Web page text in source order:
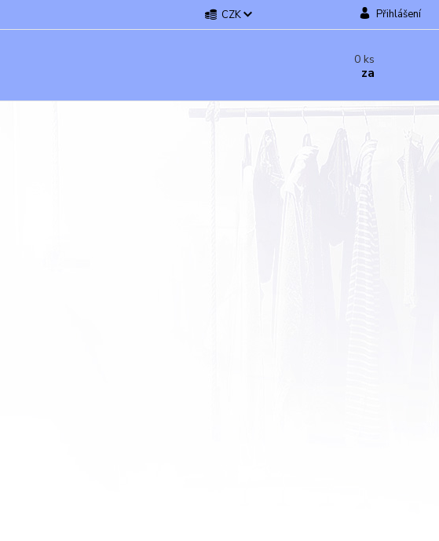
CZK Přihlášení
0 ks
za